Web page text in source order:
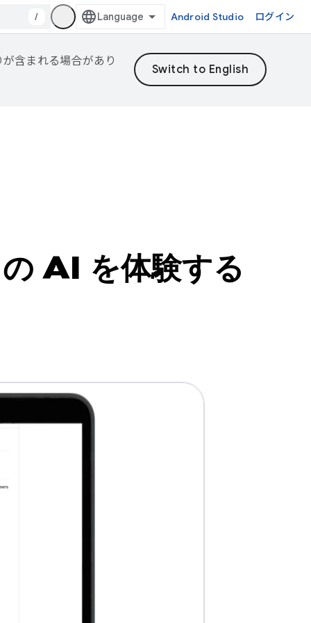
/ Android Studio ログイン
含まれる場合があり
AI を体験する